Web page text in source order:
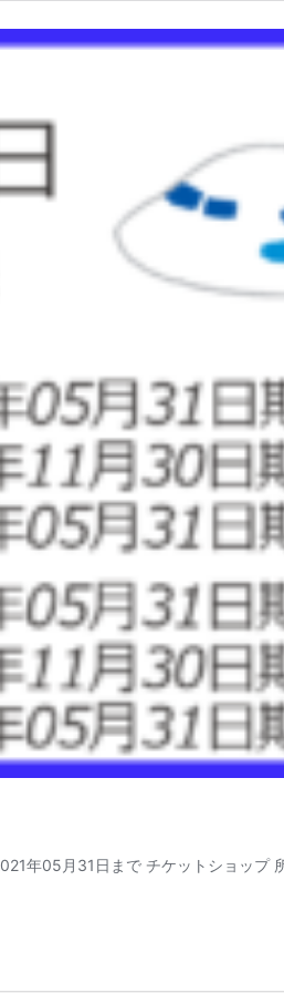
年05月31日まで チケットショップ